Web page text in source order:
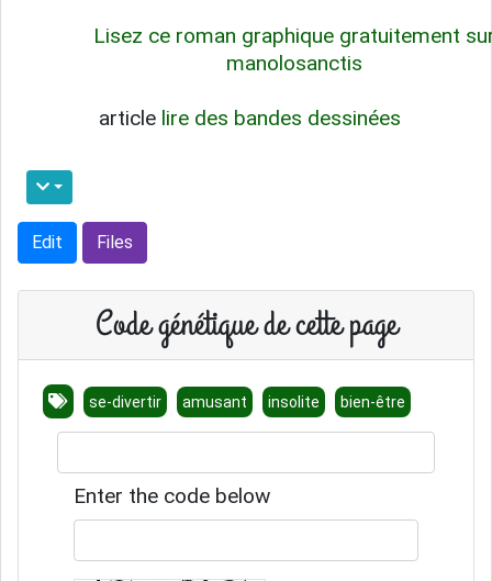
Lisez ce roman graphique gratuitement
manolosanctis
article lire des bandes dessinées
Edit Files
Code génétique de cette page
se-divertir amusant insolite bien-être
Enter the code below